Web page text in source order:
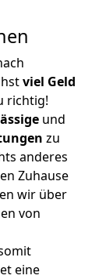
viel Geld
richtig!
und
zu
anderes
Zuhause
wir über
von
eine